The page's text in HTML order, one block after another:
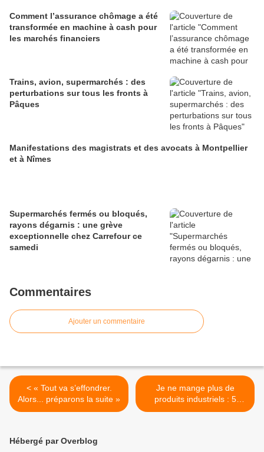
Comment l’assurance chômage a été
transformée en machine à cash pour
les marchés financiers
Trains, avion, supermarchés : des
perturbations sur tous les fronts à
Pâques
Manifestations des magistrats et des avocats à Montpellier
et à Nîmes
Supermarchés fermés ou bloqués,
rayons dégarnis : une grève
exceptionnelle chez Carrefour ce
samedi
Commentaires
Ajouter un commentaire
< « Tout va s’effondrer.
Alors... préparons la suite »
Je ne mange plus de
produits industriels : 5
règles pour éviter les
Hébergé par Overblog